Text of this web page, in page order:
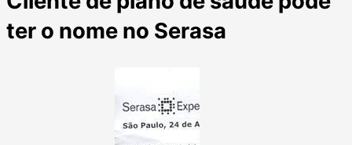
ter o nome no Serasa